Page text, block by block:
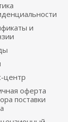
и
центр
оферта
поставки